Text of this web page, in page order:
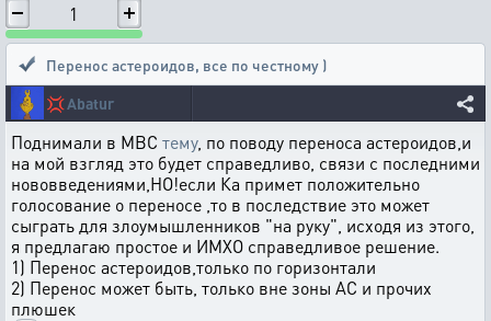
1
Перенос астероидов, все по честному )
💢Abatur
Поднимали в МВС тему, по поводу переноса астероидов,и
на мой взгляд это будет справедливо, связи с последними
нововведениями,НО!если Ка примет положительно
голосование о переносе ,то в последствие это может
сыграть для злоумышленников "на руку", исходя из этого,
я предлагаю простое и ИМХО справедливое решение.
1) Перенос астероидов,только по горизонтали
2) Перенос может быть, только вне зоны АС и прочих
плюшек